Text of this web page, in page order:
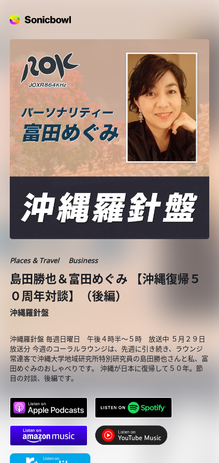
Places & Travel Business
島田勝也＆富田めぐみ 【沖縄復帰５
０周年対談】（後編）
沖縄羅針盤
沖縄羅針盤 毎週日曜日 午後４時半～５時 放送中 ５月２９日
放送分 今週のコーラルラウンジは、先週に引き続き、ラウンジ
常連客で沖縄大学地域研究所特別研究員の島田勝也さんと私、富
田めぐみのおしゃべりです。 沖縄が日本に復帰して５０年。節
目の対談、後編です。